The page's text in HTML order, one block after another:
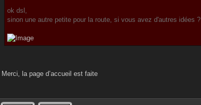
ok dsl,
sinon une autre petite pour la route, si vous avez d'autres idées ?
Merci, la page d’accueil est faite